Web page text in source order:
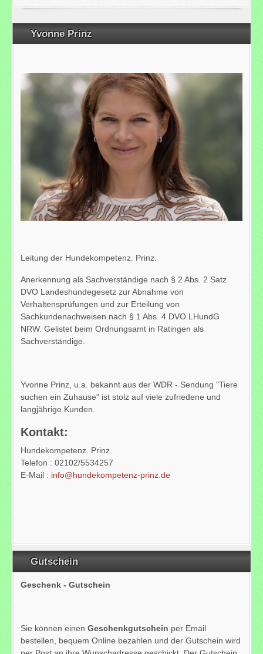
Yvonne Prinz
Leitung der Hundekompetenz. Prinz.
Anerkennung als Sachverständige nach § 2 Abs. 2 Satz
DVO Landeshundegesetz zur Abnahme von
Verhaltensprüfungen und zur Erteilung von
Sachkundenachweisen nach § 1 Abs. 4 DVO LHundG
NRW. Gelistet beim Ordnungsamt in Ratingen als
Sachverständige.
Yvonne Prinz, u.a. bekannt aus der WDR - Sendung "Tiere
suchen ein Zuhause" ist stolz auf viele zufriedene und
langjährige Kunden.
Kontakt:
Hundekompetenz. Prinz.
Telefon : 02102/5534257
E-Mail : info@hundekompetenz-prinz.de
Gutschein
Geschenk - Gutschein
Sie können einenGeschenkgutschein per Email
bestellen, bequem Online bezahlen und der Gutschein wird